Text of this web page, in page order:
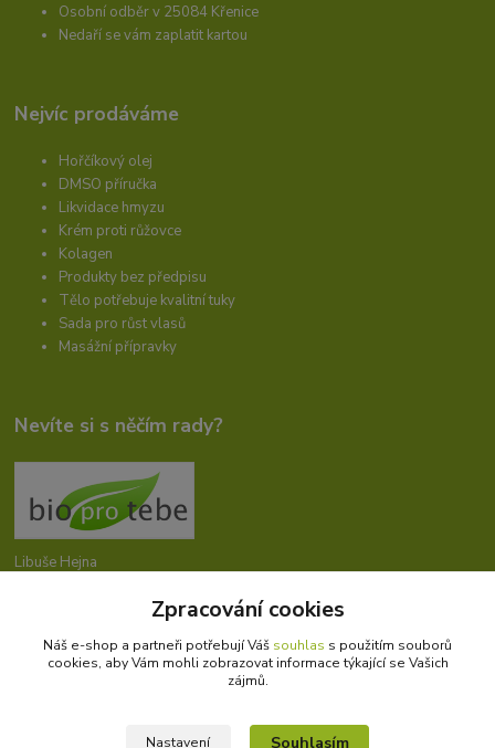
Osobní odběr v 25084 Křenice
Nedaří se vám zaplatit kartou
Nejvíc prodáváme
Hořčíkový olej
DMSO příručka
Likvidace hmyzu
Krém proti růžovce
Kolagen
Produkty bez předpisu
Tělo potřebuje kvalitní tuky
Sada pro růst vlasů
Masážní přípravky
Nevíte si s něčím rady?
Libuše Hejna
info@bioprotebe.cz
Zpracování cookies
Náš e-shop a partneři potřebují Váš souhlas s použitím souborů
cookies, aby Vám mohli zobrazovat informace týkající se Vašich
zájmů.
Nastavení Souhlasím